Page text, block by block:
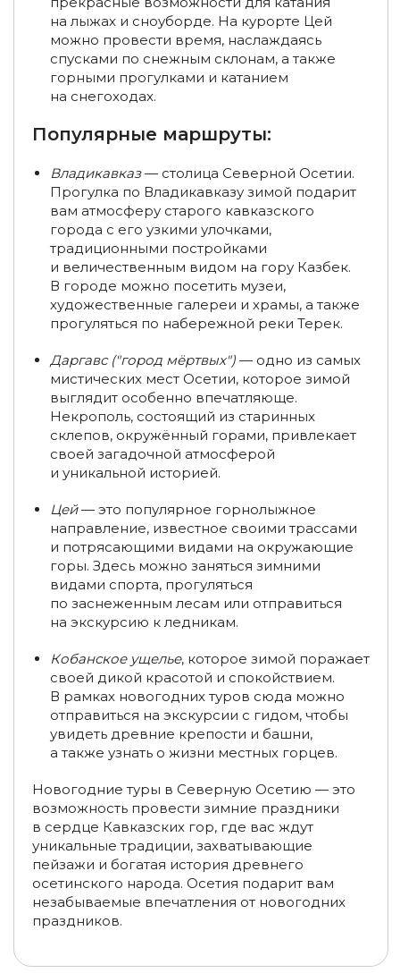
Туры в Краснодар из Москвы
Туры в Хакасию из Санкт-Петербурга
Туры в Хакасию из Томска
Туры в Хакасию из Кемерово
Туры на снегоходах по Алтаю
Групповые туры на Алтай Недорогие туры на Алтай
Туры выходного дня на Алтай (на 1-2 дня)
Туры на Алтай зимой
Туры в Карелию на неделю (7 дней)
Новогодние туры в Карелию
Туры по Золотому кольцу зимой
Новогодние туры по Золотому кольцу России
Туры по Золотому кольцу в январе
Туры во Владимир в январе
Туры на 3-4 дня в Иваново и область
Туры на Новый год в Иваново
Туры на 3-4 дня в Кострому и область
Туры на 7 дней в Кострому и область
Туры в Кострому из Вологды
Туры в Кострому из Кирова
Туры в Кострому из Череповца
Туры выходного дня по Башкирии (на 1-4 дня)
Туры в Башкирию на 7-8 дней Туры в Башкирию зимой
Туры в Башкирию из Нижнего Новгорода
на лыжах и сноуборде. На курорте Цей
можно провести время, наслаждаясь
спусками по снежным склонам, а также
горными прогулками и катанием
на снегоходах.
Популярные маршруты:
Владикавказ— столица Северной Осетии.
Прогулка по Владикавказу зимой подарит
вам атмосферу старого кавказского
города с его узкими улочками,
традиционными постройками
и величественным видом на гору Казбек.
В городе можно посетить музеи,
художественные галереи и храмы, а также
прогуляться по набережной реки Терек.
Даргавс ("город мёртвых") — одно из самых
мистических мест Осетии, которое зимой
выглядит особенно впечатляюще.
Некрополь, состоящий из старинных
склепов, окружённый горами, привлекает
своей загадочной атмосферой
и уникальной историей.
Цей— это популярное горнолыжное
направление, известное своими трассами
и потрясающими видами на окружающие
горы. Здесь можно заняться зимними
видами спорта, прогуляться
по заснеженным лесам или отправиться
на экскурсию к ледникам.
Кобанское ущелье, которое зимой поражает
своей дикой красотой и спокойствием.
В рамках новогодних туров сюда можно
отправиться на экскурсии с гидом, чтобы
увидеть древние крепости и башни,
а также узнать о жизни местных горцев.
Новогодние туры в Северную Осетию — это
возможность провести зимние праздники
в сердце Кавказских гор, где вас ждут
уникальные традиции, захватывающие
пейзажи и богатая история древнего
осетинского народа. Осетия подарит вам
незабываемые впечатления от новогодних
праздников.